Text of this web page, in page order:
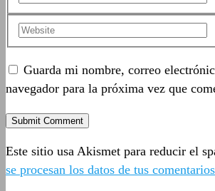
Guarda mi nombre, correo
navegador para la próxima vez que
Este sitio usa Akismet para reducir el
se procesan los datos de tus